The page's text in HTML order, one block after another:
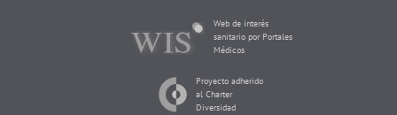
Web de interés
sanitario por Portales
Médicos
Proyecto adherido
al Charter
Diversidad